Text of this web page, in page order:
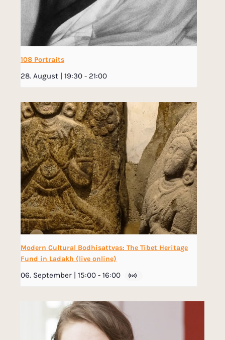
108 Portraits
28. August | 19:30 - 21:00
Modern Cultural Bodhisattvas: The Tibet Heritage
Fund in Ladakh (live online)
06. September | 15:00 - 16:00